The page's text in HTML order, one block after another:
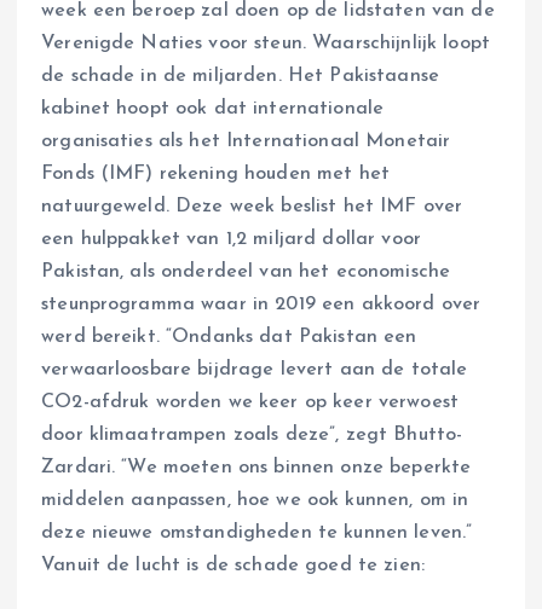
week een beroep zal doen op de lidstaten van de
Verenigde Naties voor steun. Waarschijnlijk loopt
de schade in de miljarden. Het Pakistaanse
kabinet hoopt ook dat internationale
organisaties als het Internationaal Monetair
Fonds (IMF) rekening houden met het
natuurgeweld. Deze week beslist het IMF over
een hulppakket van 1,2 miljard dollar voor
Pakistan, als onderdeel van het economische
steunprogramma waar in 2019 een akkoord over
werd bereikt. “Ondanks dat Pakistan een
verwaarloosbare bijdrage levert aan de totale
CO2-afdruk worden we keer op keer verwoest
door klimaatrampen zoals deze”, zegt Bhutto-
Zardari. “We moeten ons binnen onze beperkte
middelen aanpassen, hoe we ook kunnen, om in
deze nieuwe omstandigheden te kunnen leven.”
Vanuit de lucht is de schade goed te zien: